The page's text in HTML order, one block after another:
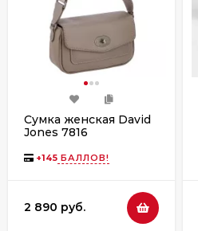
Сумка женская David
Jones 7816
+145 БАЛЛОВ!
2 890 руб.